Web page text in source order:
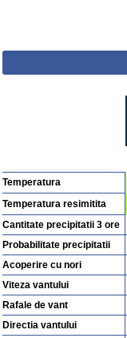
Temperatura
Temperatura resimitita
Cantitate precipitatii 3 ore
Probabilitate precipitatii
Acoperire cu nori
Viteza vantului
Rafale de vant
Directia vantului